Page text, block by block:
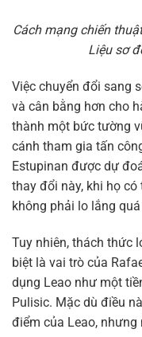
Cách mạng chiến
Liệu sơ
Việc chuyển đổi sang
và cân bằng hơn cho
thành một bức tường
cánh tham gia tấn
Estupinan được dự
thay đổi này, khi họ
không phải lo lắng
Tuy nhiên, thách thức
biệt là vai trò của
dụng Leao như một
Pulisic. Mặc dù điều
điểm của Leao, nhưng